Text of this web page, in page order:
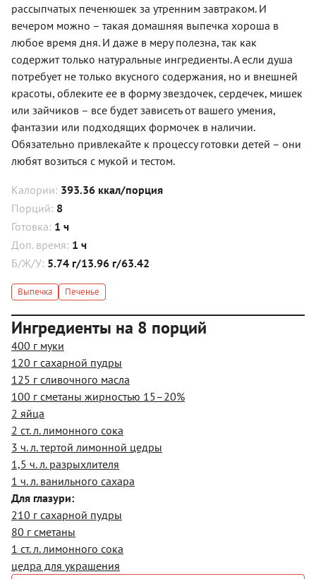
рассыпчатых печенюшек за утренним завтраком. И
вечером можно – такая домашняя выпечка хороша в
любое время дня. И даже в меру полезна, так как
содержит только натуральные ингредиенты. А если душа
потребует не только вкусного содержания, но и внешней
красоты, облеките ее в форму звездочек, сердечек, мишек
или зайчиков – все будет зависеть от вашего умения,
фантазии или подходящих формочек в наличии.
Обязательно привлекайте к процессу готовки детей – они
любят возиться с мукой и тестом.
Калории: 393.36 ккал/порция
Порций: 8
Готовка: 1 ч
Доп. время: 1 ч
Б/Ж/У: 5.74 г/13.96 г/63.42
Выпечка Печенье
Ингредиенты на 8 порций
400 г муки
120 г сахарной пудры
125 г сливочного масла
100 г сметаны жирностью 15–20%
2 яйца
2 ст. л. лимонного сока
3 ч. л. тертой лимонной цедры
1,5 ч. л. разрыхлителя
1 ч. л. ванильного сахара
Для глазури:
210 г сахарной пудры
80 г сметаны
1 ст. л. лимонного сока
цедра для украшения